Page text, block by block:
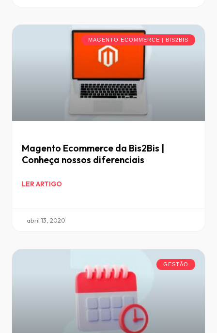
MAGENTO ECOMMERCE | BIS2BIS
Magento Ecommerce da Bis2Bis |
Conheça nossos diferenciais
LER ARTIGO
abril 13, 2020
GESTÃO